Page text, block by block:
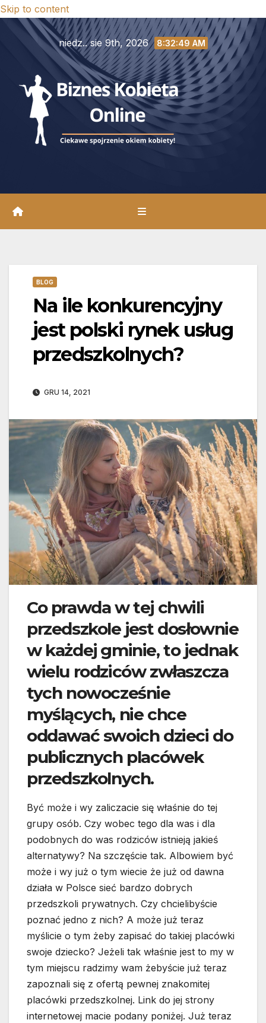
Skip to content
niedz.. sie 9th, 2026 8:32:51 AM
BLOG
Na ile konkurencyjny
jest polski rynek usług
przedszkolnych?
GRU 14, 2021
Co prawda w tej chwili
przedszkole jest dosłownie
w każdej gminie, to jednak
wielu rodziców zwłaszcza
tych nowocześnie
myślących, nie chce
oddawać swoich dzieci do
publicznych placówek
przedszkolnych.
Być może i wy zaliczacie się właśnie do tej
grupy osób. Czy wobec tego dla was i dla
podobnych do was rodziców istnieją jakieś
alternatywy? Na szczęście tak. Albowiem być
może i wy już o tym wiecie że już od dawna
działa w Polsce sieć bardzo dobrych
przedszkoli prywatnych. Czy chcielibyście
poznać jedno z nich? A może już teraz
myślicie o tym żeby zapisać do takiej placówki
swoje dziecko? Jeżeli tak właśnie jest to my w
tym miejscu radzimy wam żebyście już teraz
zapoznali się z ofertą pewnej znakomitej
placówki przedszkolnej. Link do jej strony
internetowej macie podany poniżej. Już teraz